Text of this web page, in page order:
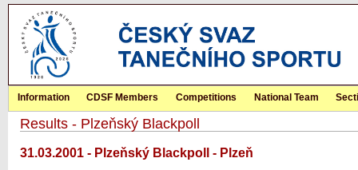
Information CDSF Members Competitions National Team
Results - Plzeňský Blackpoll
31.03.2001 - Plzeňský Blackpoll - Plzeň